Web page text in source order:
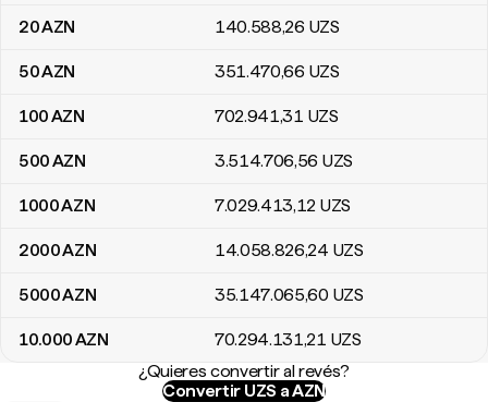
20AZN 140.588,26 UZS
50AZN 351.470,66 UZS
100AZN 702.941,31 UZS
500AZN 3.514.706,56 UZS
1000AZN 7.029.413,12 UZS
2000AZN 14.058.826,24 UZS
5000AZN 35.147.065,60 UZS
10.000AZN 70.294.131,21 UZS
¿Quieres convertir al revés?
Convertir UZS a AZN